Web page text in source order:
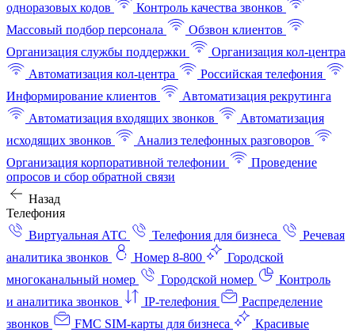
одноразовых кодов
Контроль качества звонков
Массовый подбор персонала
Обзвон клиентов
Организация службы поддержки
Организация кол-центра
Автоматизация кол-центра
Российская телефония
Информирование клиентов
Автоматизация рекрутинга
Автоматизация входящих звонков
Автоматизация
исходящих звонков
Анализ телефонных разговоров
Организация корпоративной телефонии
Проведение
опросов и сбор обратной связи
Назад
Телефония
Виртуальная АТС
Телефония для бизнеса
Речевая
аналитика звонков
Номер 8-800
Городской
многоканальный номер
Городской номер
Контроль
и аналитика звонков
IP-телефония
Распределение
звонков
FMC SIM-карты для бизнеса
Красивые